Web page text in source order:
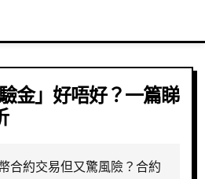
金」好唔好？一篇睇
合約交易但又驚風險？合約